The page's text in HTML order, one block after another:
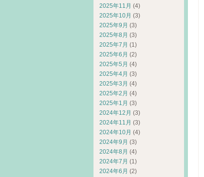
2025年11月 (4)
2025年10月 (3)
2025年9月 (3)
2025年8月 (3)
2025年7月 (1)
2025年6月 (2)
2025年5月 (4)
2025年4月 (3)
2025年3月 (4)
2025年2月 (4)
2025年1月 (3)
2024年12月 (3)
2024年11月 (3)
2024年10月 (4)
2024年9月 (3)
2024年8月 (4)
2024年7月 (1)
2024年6月 (2)